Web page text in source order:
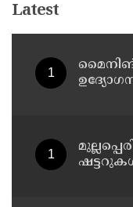
Latest